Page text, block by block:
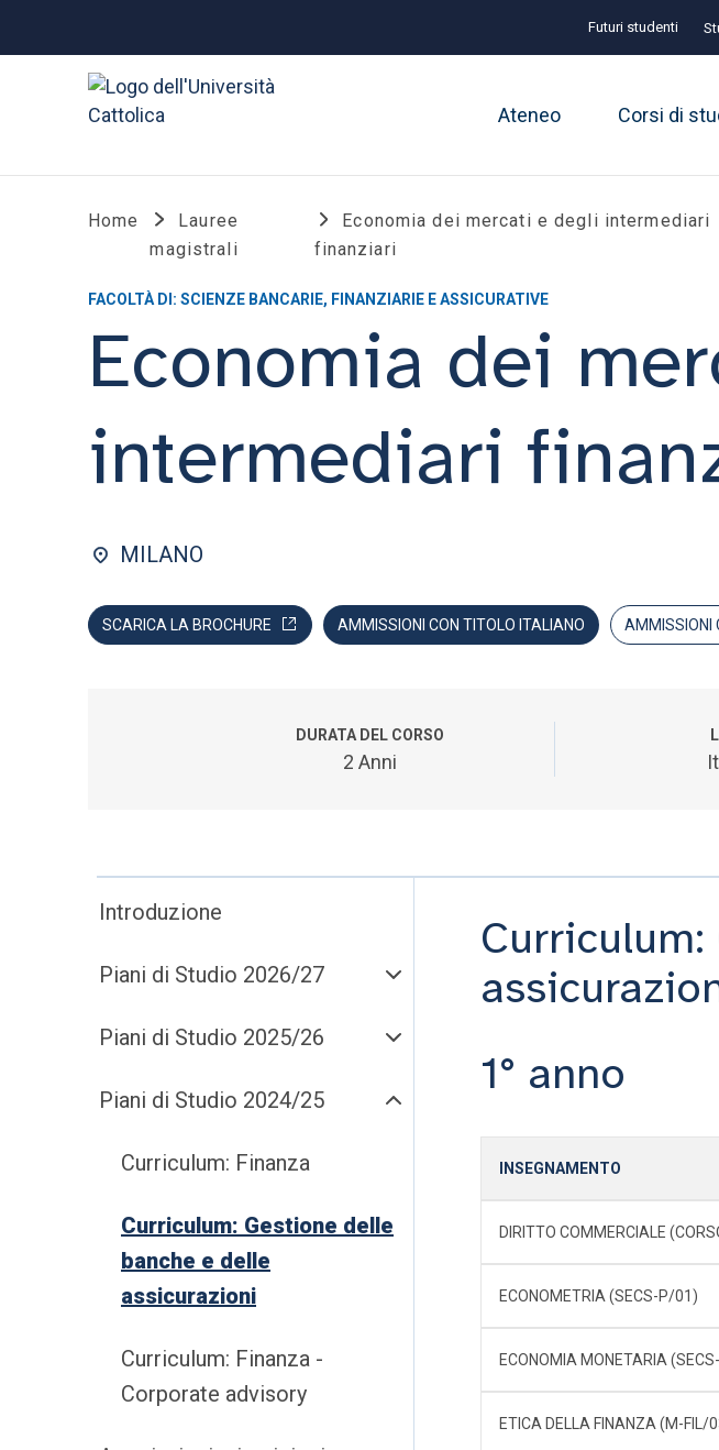
Futuri studenti
Ateneo Corsi di
Home
Lauree
magistrali
Economia dei mercati e degli intermediari
finanziari
FACOLTÀ DI: SCIENZE BANCARIE, FINANZIARIE E ASSICURATIVE
Economia dei
intermediari
MILANO
SCARICA LA BROCHURE AMMISSIONI CON TITOLO ITALIANO AMMISSIONI
DURATA DEL CORSO
2 Anni
Introduzione
Piani di Studio 2026/27
Piani di Studio 2025/26
Piani di Studio 2024/25
Curriculum: Finanza
Curriculum: Gestione delle
banche e delle
assicurazioni
Curriculum: Finanza -
Corporate advisory
1° anno
INSEGNAMENTO
DIRITTO COMMERCIALE
ECONOMETRIA (SECS-P/01)
ECONOMIA MONETARIA
ETICA DELLA FINANZA (M-FIL/